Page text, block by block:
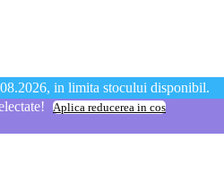
in limita stocului disponibil.
Aplica reducerea in cos